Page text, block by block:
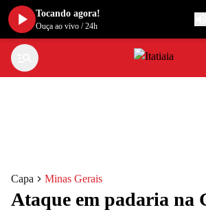
Capa Minas Gerais
Ataque em padaria na
Tocando agora!
Ouça ao vivo /24h